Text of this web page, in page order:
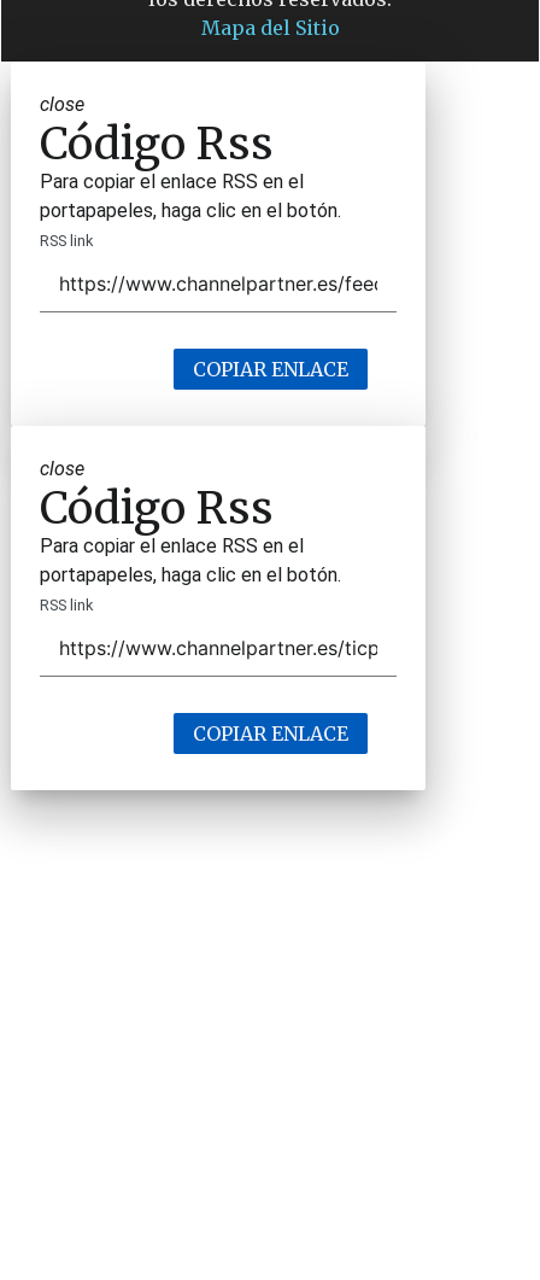
Mapa del Sitio
close
Código Rss
Para copiar el enlace RSS en el
portapapeles, haga clic en el botón.
RSS link
COPIAR ENLACE
close
Código Rss
Para copiar el enlace RSS en el
portapapeles, haga clic en el botón.
RSS link
COPIAR ENLACE